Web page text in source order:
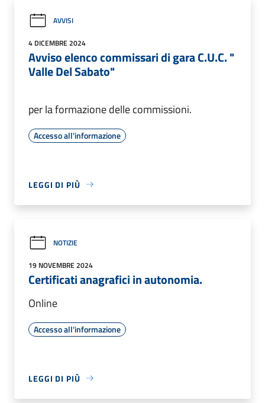
AVVISI
4 DICEMBRE 2024
Avviso elenco commissari di gara C.U.C. "
Valle Del Sabato"
per la formazione delle commissioni.
Accesso all'informazione
LEGGI DI PIÙ
NOTIZIE
19 NOVEMBRE 2024
Certificati anagrafici in autonomia.
Online
Accesso all'informazione
LEGGI DI PIÙ